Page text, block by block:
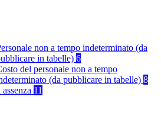
non a tempo indeterminato (da
in tabelle) 6
del personale non a tempo
(da pubblicare in tabelle) 8
11